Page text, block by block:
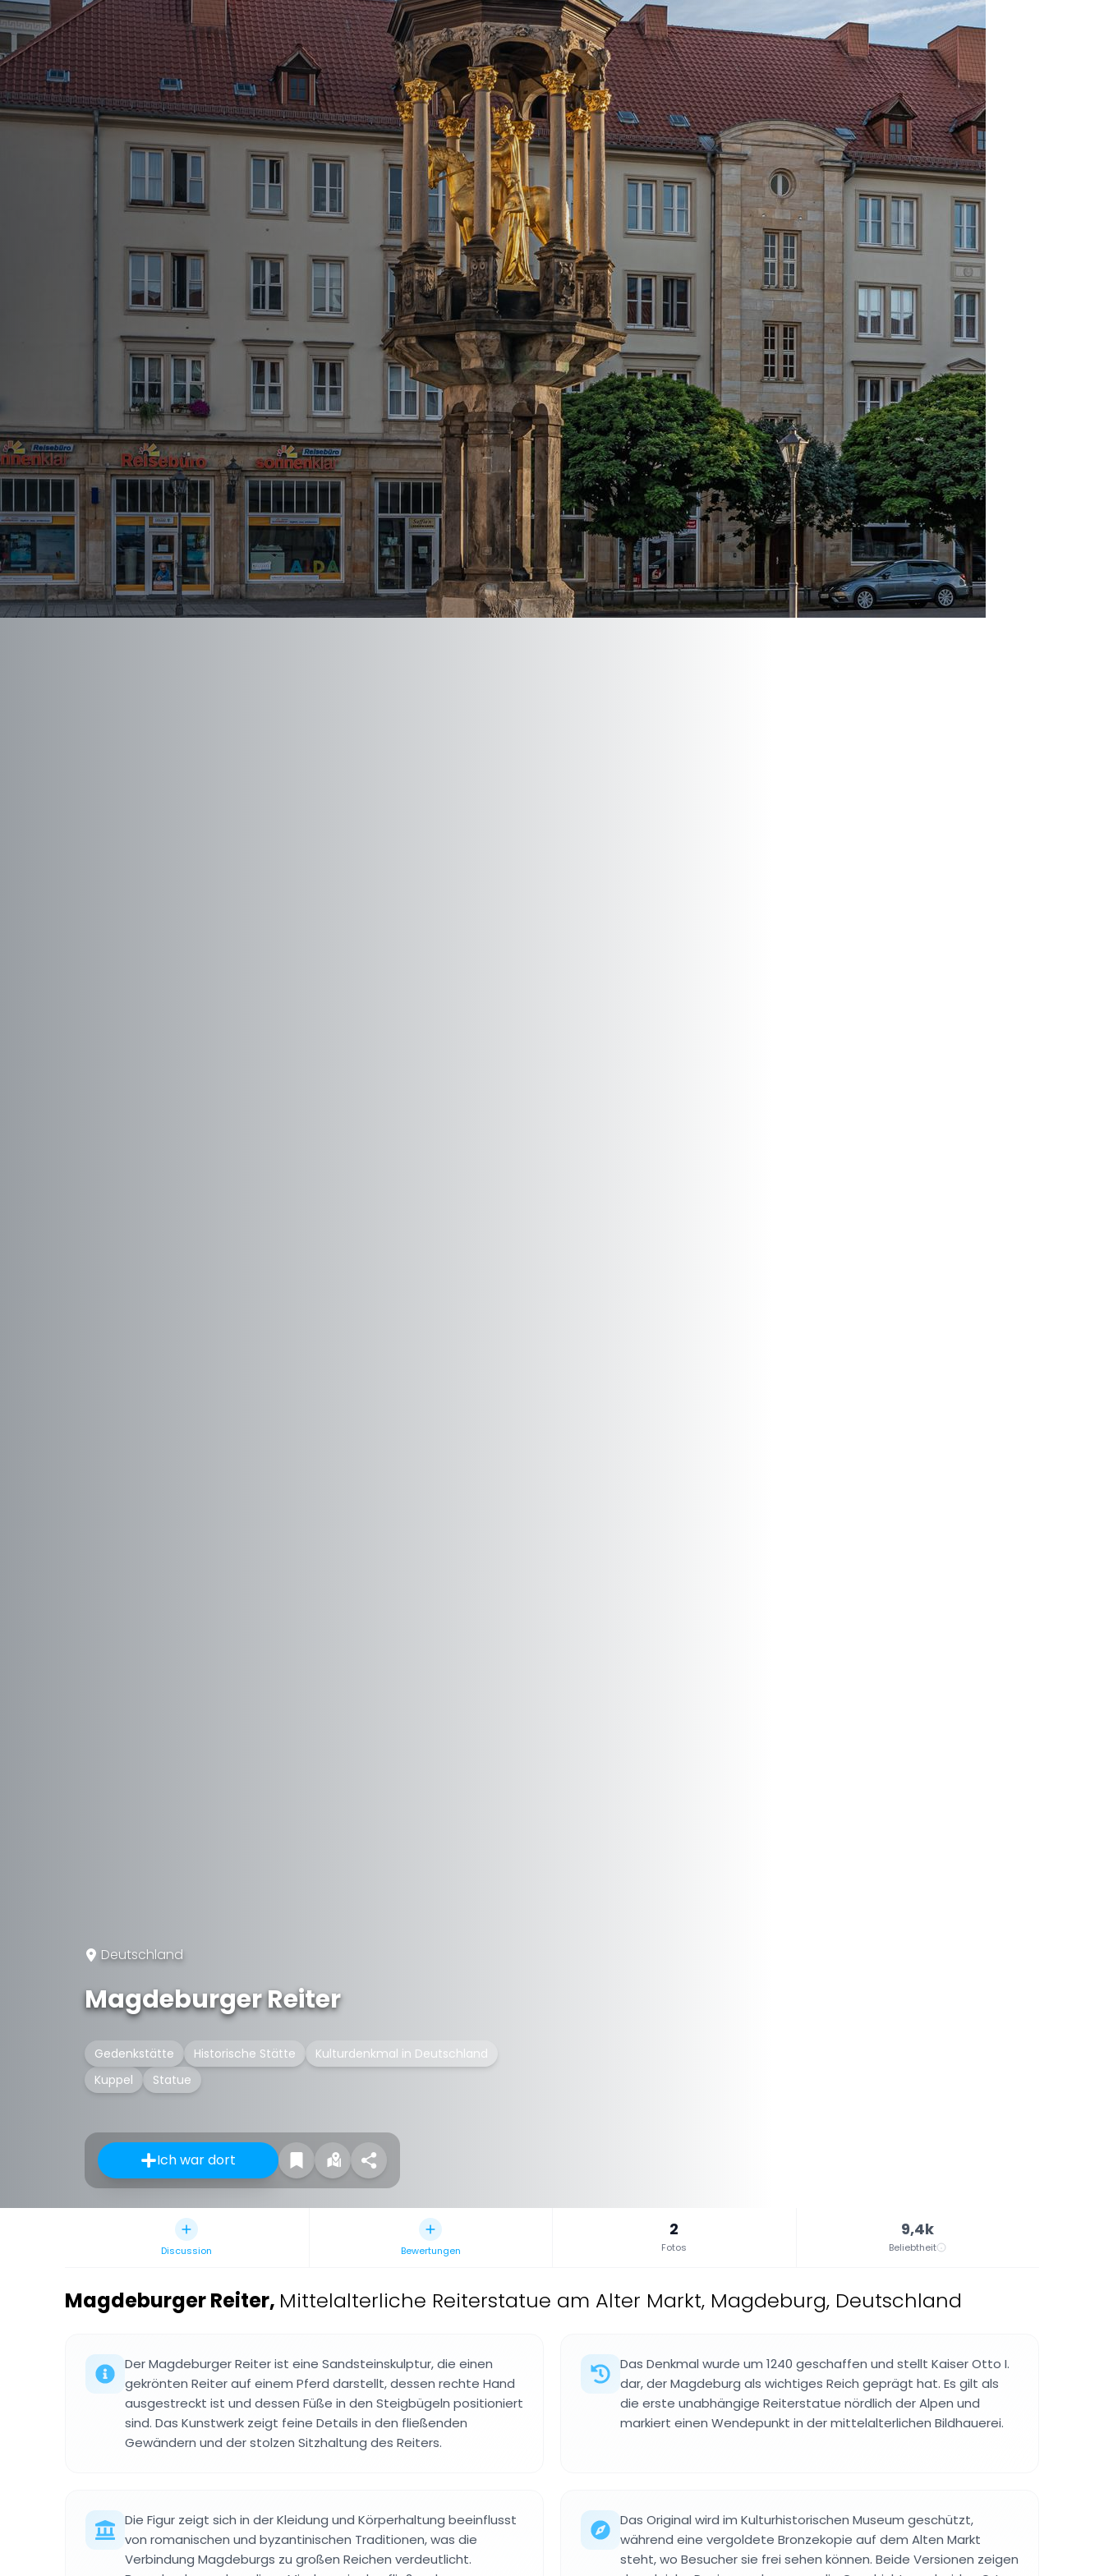
Deutschland
Magdeburger Reiter
Gedenkstätte Historische Stätte
Kulturdenkmal in Deutschland
Kuppel
Statue
Ich war dort
Discussion Bewertungen
2
Fotos
9,4k
Beliebtheit
Magdeburger Reiter, Mittelalterliche Reiterstatue am Alter Markt, Magdeburg, Deutschland
Der Magdeburger Reiter ist eine Sandsteinskulptur, die einen
gekrönten Reiter auf einem Pferd darstellt, dessen rechte Hand
ausgestreckt ist und dessen Füße in den Steigbügeln positioniert
sind. Das Kunstwerk zeigt feine Details in den fließenden
Gewändern und der stolzen Sitzhaltung des Reiters.
Das Denkmal wurde um 1240 geschaffen und stellt Kaiser Otto I.
dar, der Magdeburg als wichtiges Reich geprägt hat. Es gilt als
die erste unabhängige Reiterstatue nördlich der Alpen und
markiert einen Wendepunkt in der mittelalterlichen Bildhauerei.
Die Figur zeigt sich in der Kleidung und Körperhaltung beeinflusst
von romanischen und byzantinischen Traditionen, was die
Verbindung Magdeburgs zu großen Reichen verdeutlicht.
Das Original wird im Kulturhistorischen Museum geschützt,
während eine vergoldete Bronzekopie auf dem Alten Markt
steht, wo Besucher sie frei sehen können. Beide Versionen zeigen